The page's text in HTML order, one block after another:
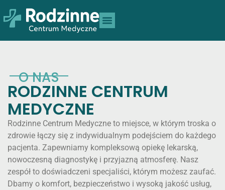
O NAS
RODZINNE CENTRUM
MEDYCZNE
Rodzinne Centrum Medyczne to miejsce, w którym troska o
zdrowie łączy się z indywidualnym podejściem do każdego
pacjenta. Zapewniamy kompleksową opiekę lekarską,
nowoczesną diagnostykę i przyjazną atmosferę. Nasz
zespół to doświadczeni specjaliści, którym możesz zaufać.
Dbamy o komfort, bezpieczeństwo i wysoką jakość usług,